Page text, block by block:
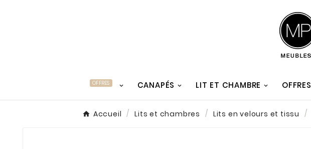
OFFRES CANAPÉS LIT ET CHAMBRE OFFRES
Accueil Lits et chambres Lits en velours et tissu